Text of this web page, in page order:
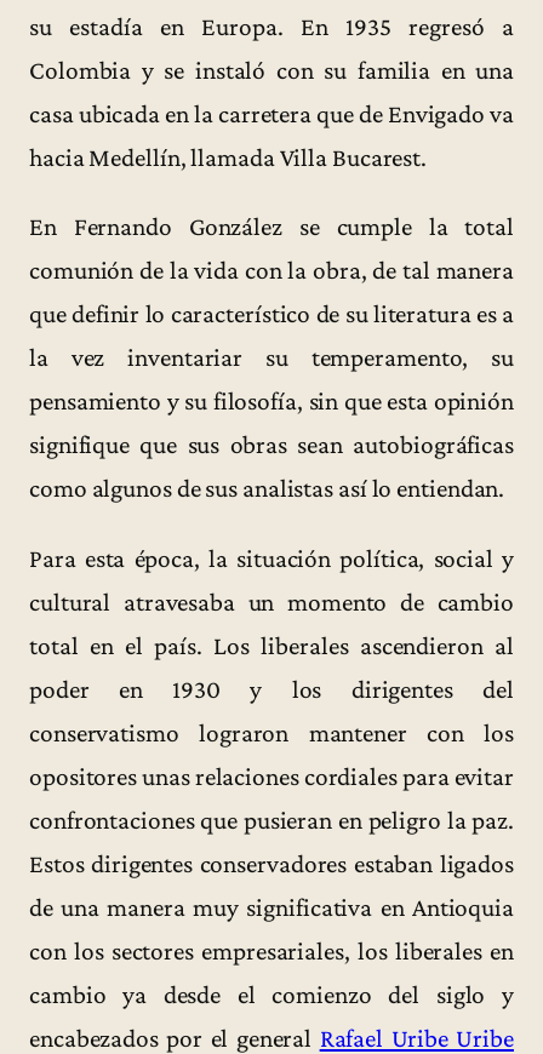
su estadía en Europa. En 1935 regresó a
Colombia y se instaló con su familia en una
casa ubicada en la carretera que de Envigado va
hacia Medellín, llamada Villa Bucarest.
En Fernando González se cumple la total
comunión de la vida con la obra, de tal manera
que definir lo característico de su literatura es a
la vez inventariar su temperamento, su
pensamiento y su filosofía, sin que esta opinión
signifique que sus obras sean autobiográficas
como algunos de sus analistas así lo entiendan.
Para esta época, la situación política, social y
cultural atravesaba un momento de cambio
total en el país. Los liberales ascendieron al
poder en 1930 y los dirigentes del
conservatismo lograron mantener con los
opositores unas relaciones cordiales para evitar
confrontaciones que pusieran en peligro la paz.
Estos dirigentes conservadores estaban ligados
de una manera muy significativa en Antioquia
con los sectores empresariales, los liberales en
cambio ya desde el comienzo del siglo y
encabezados por el general Rafael Uribe Uribe